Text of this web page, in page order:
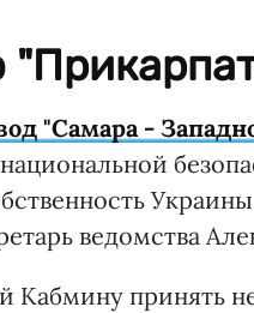
"Самара -
ведомства
Кабмину принять